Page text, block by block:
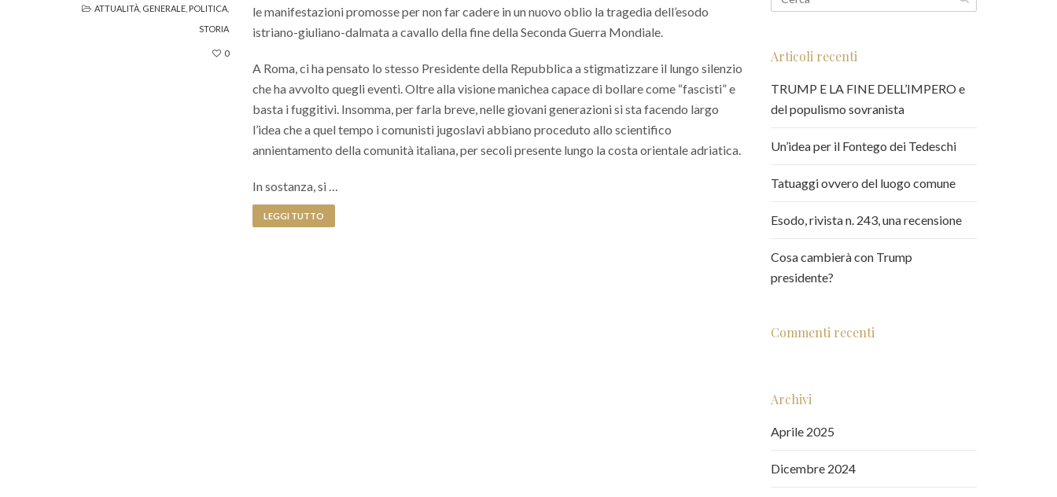
ATTUALITÀ GENERALE POLITICA
STORIA
0
le manifestazioni promosse per non far cadere in un nuovo oblio la tragedia dell’esodo
istriano-giuliano-dalmata a cavallo della fine della Seconda Guerra Mondiale.
A Roma, ci ha pensato lo stesso Presidente della Repubblica a stigmatizzare il lungo silenzio
che ha avvolto quegli eventi. Oltre alla visione manichea capace di bollare come “fascisti” e
basta i fuggitivi. Insomma, per farla breve, nelle giovani generazioni si sta facendo largo
l’idea che a quel tempo i comunisti jugoslavi abbiano proceduto allo scientifico
annientamento della comunità italiana, per secoli presente lungo la costa orientale adriatica.
In sostanza, si …
LEGGI TUTTO
Articoli recenti
TRUMP E LA FINE DELL’IMPERO e
del populismo sovranista
Un’idea per il Fontego dei Tedeschi
Tatuaggi ovvero del luogo comune
Esodo, rivista n. 243, una recensione
Cosa cambierà con Trump
presidente?
Commenti recenti
Archivi
Aprile 2025
Dicembre 2024